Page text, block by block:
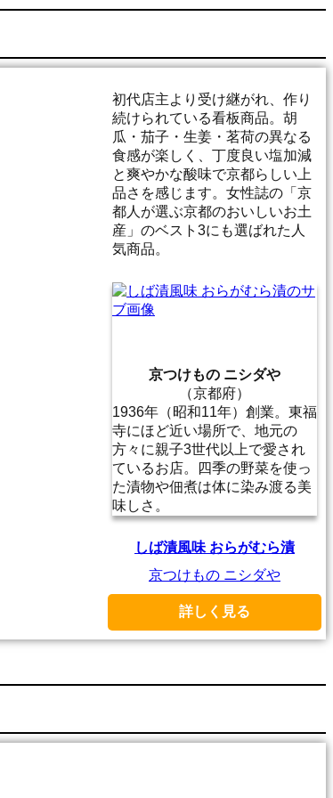
初代店主より受け継がれ、作り
続けられている看板商品。胡
瓜・茄子・生姜・茗荷の異なる
食感が楽しく、丁度良い塩加減
と爽やかな酸味で京都らしい上
品さを感じます。女性誌の「京
都人が選ぶ京都のおいしいお土
産」のベスト3にも選ばれた人
気商品。
京つけもの ニシダや
（京都府）
1936年（昭和11年）創業。東福
寺にほど近い場所で、地元の
方々に親子3世代以上で愛され
ているお店。四季の野菜を使っ
た漬物や佃煮は体に染み渡る美
味しさ。
しば漬風味 おらがむら漬
京つけもの ニシダや
詳しく見る